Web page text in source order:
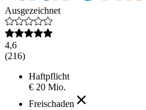
Ausgezeichnet
4,6
(216)
Haftpflicht
€ 20 Mio.
Freischaden